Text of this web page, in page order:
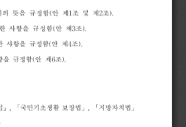
의 뜻을 규정함(안 제1조 및 제2조).
사항을 규정함(안 제3조).
사항을 규정함(안 제4조).
을 규정함(안 제6조).
」 「국민기초생활 보장법 」 「지방자치법 」